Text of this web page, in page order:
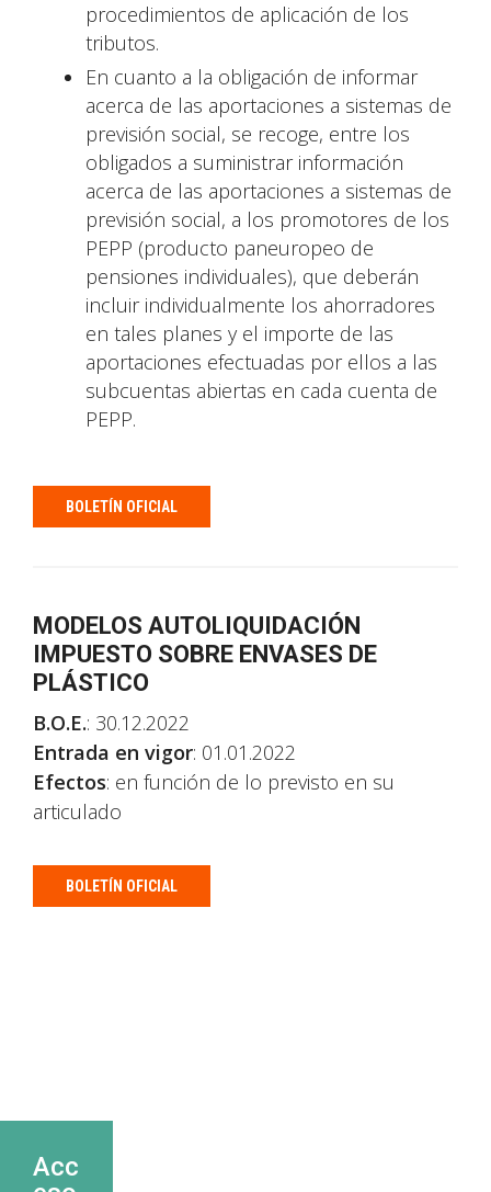
procedimientos de aplicación de los
tributos.
En cuanto a la obligación de informar
acerca de las aportaciones a sistemas de
previsión social, se recoge, entre los
obligados a suministrar información
acerca de las aportaciones a sistemas de
previsión social, a los promotores de los
PEPP (producto paneuropeo de
pensiones individuales), que deberán
incluir individualmente los ahorradores
en tales planes y el importe de las
aportaciones efectuadas por ellos a las
subcuentas abiertas en cada cuenta de
PEPP.
BOLETÍN OFICIAL
MODELOS AUTOLIQUIDACIÓN
IMPUESTO SOBRE ENVASES DE
PLÁSTICO
B.O.E.: 30.12.2022
Entrada en vigor: 01.01.2022
Efectos: en función de lo previsto en su
articulado
BOLETÍN OFICIAL
Acc